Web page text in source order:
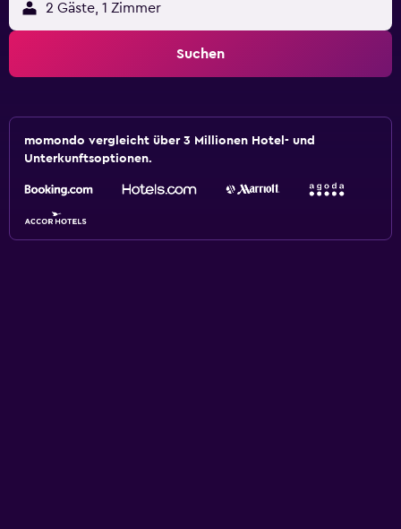
2 Gäste, 1 Zimmer
Suchen
momondo vergleicht über 3 Millionen Hotel- und
Unterkunftsoptionen.